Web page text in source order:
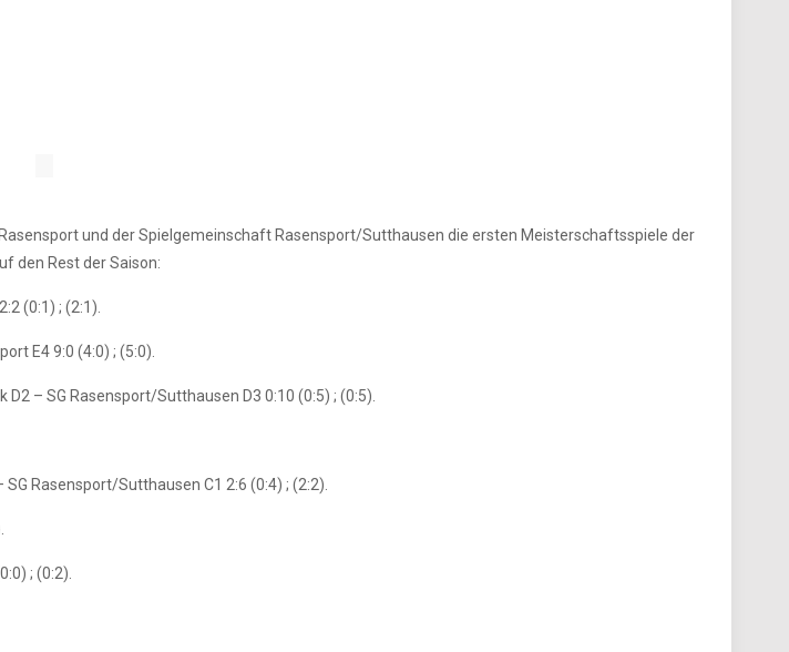
und der Spielgemeinschaft Rasensport/Sutthausen die ersten Meisterschaftsspiele der
den Rest der Saison:
(0:1) ; (2:1).
E4 9:0 (4:0) ; (5:0).
D2 – SG Rasensport/Sutthausen D3 0:10 (0:5) ; (0:5).
SG Rasensport/Sutthausen C1 2:6 (0:4) ; (2:2).
; (0:2).